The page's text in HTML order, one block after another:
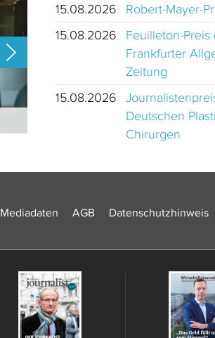
15.08.2026
Robert-Mayer-
15.08.2026
Feuilleton-Preis
Frankfurter
Zeitung
15.08.2026
Deutschen
Chirurgen
Mediadaten AGB Datenschutzhinweis